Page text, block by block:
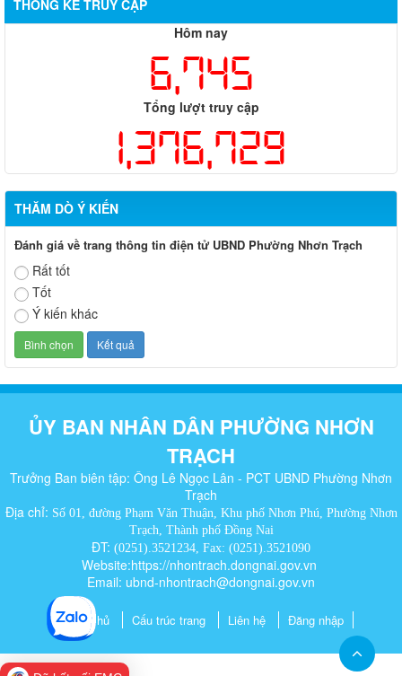
đường 25B cũ đoạn từ Trung tâm huyện Nhơn Trạch ra Quốc lộ
51, huyện Long Thành và huyện Nhơn Trạch
THỐNG KÊ TRUY CẬP
Hôm nay
6,745
Tổng lượt truy cập
1,376,729
THĂM DÒ Ý KIẾN
Đánh giá về trang thông tin điện tử UBND Phường Nhơn Trạch
Rất tốt
Tốt
Ý kiến khác
ỦY BAN NHÂN DÂN PHƯỜNG NHƠN
TRẠCH
Trưởng Ban biên tập: Ông Lê Ngọc Lân - PCT UBND Phường Nhơn
Trạch
Địa chỉ: Số 01, đường Phạm Văn Thuận, Khu phố Nhơn Phú, Phường Nhơn
Trạch, Thành phố Đồng Nai
ĐT: (0251).3521234, Fax: (0251).3521090
Website:https://nhontrach.dongnai.gov.vn
Email: ubnd-nhontrach@dongnai.gov.vn​
Trang chủ Cấu trúc trang Liên hệ Đăng nhập